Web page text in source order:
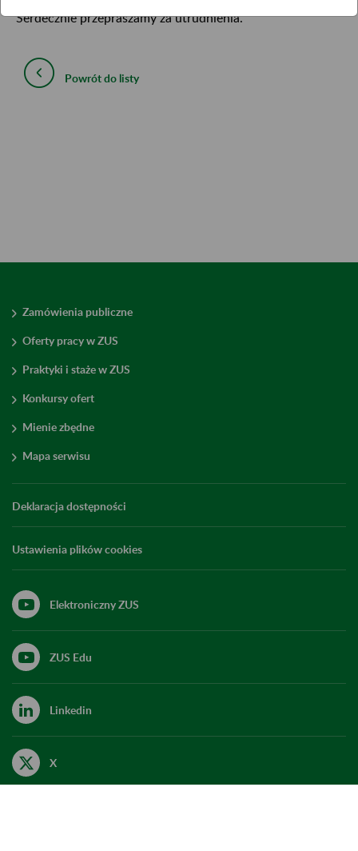
Serdecznie przepraszamy za utrudnienia.
Powrót do listy
Zamówienia publiczne
Oferty pracy w ZUS
Praktyki i staże w ZUS
Konkursy ofert
Mienie zbędne
Mapa serwisu
Deklaracja dostępności
Ustawienia plików cookies
Elektroniczny ZUS
ZUS Edu
Linkedin
X